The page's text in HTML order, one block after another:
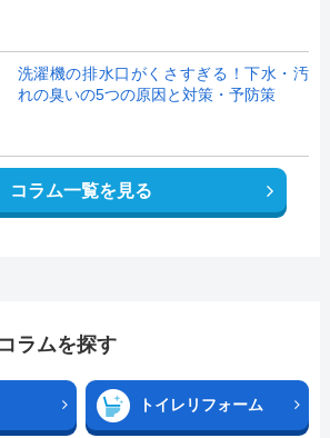
洗濯機の排水口がくさすぎる！下水・汚
れの臭いの5つの原因と対策・予防策
コラム一覧を見る
ラムを探す
トイレリフォーム